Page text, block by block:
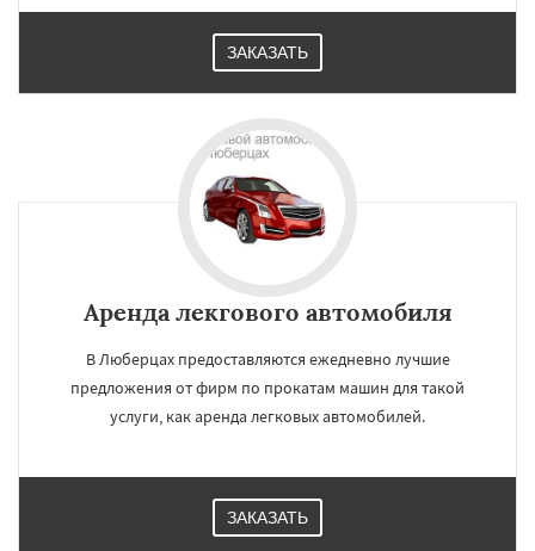
ЗАКАЗАТЬ
Аренда лекгового автомобиля
В Люберцах предоставляются ежедневно лучшие
предложения от фирм по прокатам машин для такой
услуги, как аренда легковых автомобилей.
ЗАКАЗАТЬ